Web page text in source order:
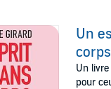
Un
Un
pour